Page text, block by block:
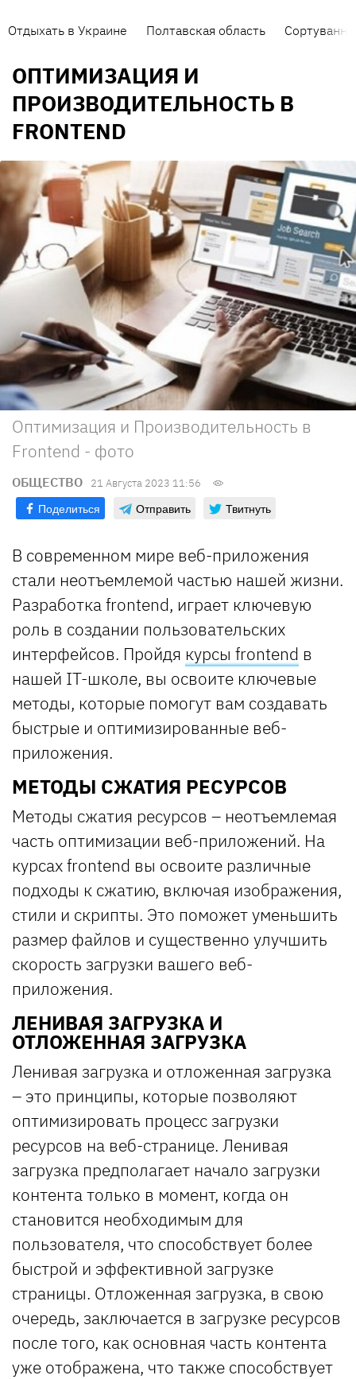
Отдыхать в Украине Полтавская область Сортування
ОПТИМИЗАЦИЯ И
ПРОИЗВОДИТЕЛЬНОСТЬ В
FRONTEND
Оптимизация и Производительность в
Frontend - фото
ОБЩЕСТВО 21 Августа 2023 11:56
Поделиться Отправить Твитнуть
В современном мире веб-приложения
стали неотъемлемой частью нашей жизни.
Разработка frontend, играет ключевую
роль в создании пользовательских
интерфейсов. Пройдя курсы frontend в
нашей IT-школе, вы освоите ключевые
методы, которые помогут вам создавать
быстрые и оптимизированные веб-
приложения.
МЕТОДЫ СЖАТИЯ РЕСУРСОВ
Методы сжатия ресурсов – неотъемлемая
часть оптимизации веб-приложений. На
курсах frontend вы освоите различные
подходы к сжатию, включая изображения,
стили и скрипты. Это поможет уменьшить
размер файлов и существенно улучшить
скорость загрузки вашего веб-
приложения.
ЛЕНИВАЯ ЗАГРУЗКА И
ОТЛОЖЕННАЯ ЗАГРУЗКА
Ленивая загрузка и отложенная загрузка
– это принципы, которые позволяют
оптимизировать процесс загрузки
ресурсов на веб-странице. Ленивая
загрузка предполагает начало загрузки
контента только в момент, когда он
становится необходимым для
пользователя, что способствует более
быстрой и эффективной загрузке
страницы. Отложенная загрузка, в свою
очередь, заключается в загрузке ресурсов
после того, как основная часть контента
уже отображена, что также способствует